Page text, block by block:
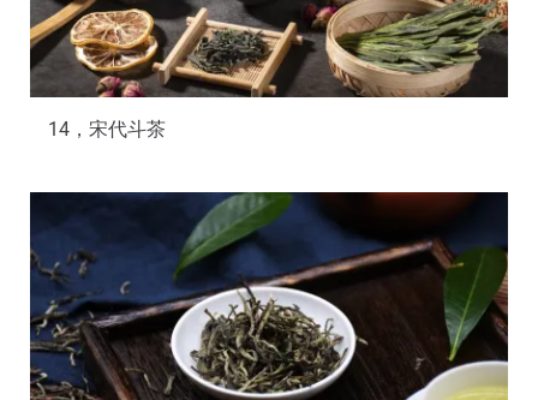
14，宋代斗茶